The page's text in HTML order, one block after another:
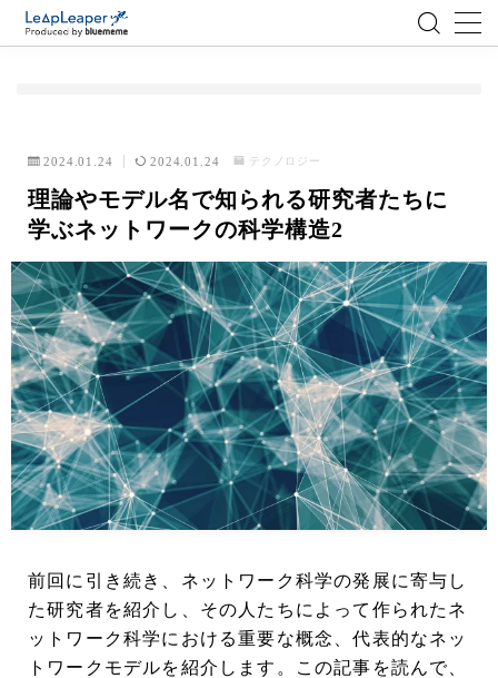
エンジニア
AI
アジャイル
テクノロジー
BlueMeme
2024.01.24 2024.01.24 テクノロジー
理論やモデル名で知られる研究者たちに
学ぶネットワークの科学構造2
前回に引き続き、ネットワーク科学の発展に寄与し
た研究者を紹介し、その人たちによって作られたネ
ットワーク科学における重要な概念、代表的なネッ
トワークモデルを紹介します。この記事を読んで、